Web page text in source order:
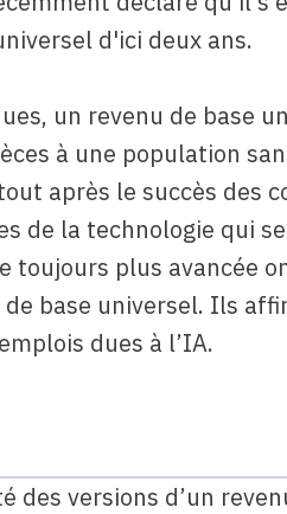
d'ici deux ans.
un revenu de base
à une population
après le succès des
de la technologie qui
plus avancée
base universel. Ils
dues à l’IA.
des versions d’un